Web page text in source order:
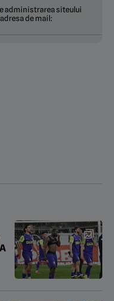
administrarea siteului
de mail: